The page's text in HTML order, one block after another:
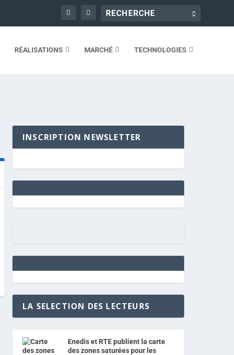
RÉALISATIONS MARCHÉ TECHNOLOGIES
INSCRIPTION NEWSLETTER
LA SELECTION DES LECTEURS
Enedis et RTE publient la carte
des zones saturées pour les